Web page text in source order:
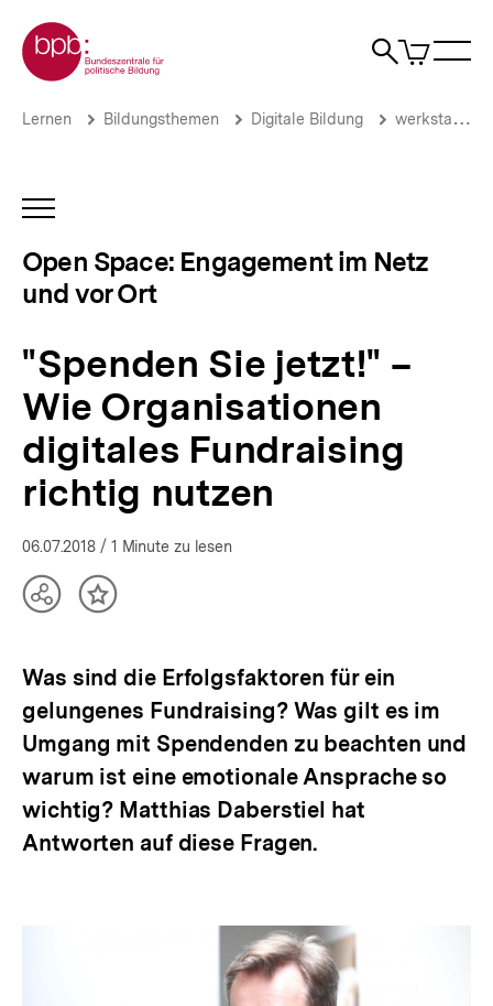
zum
Seiteninhalt
springen
Zur Startseite der bpb
Suche
Artikel
im
"Spenden
Wie
Organisationen
Fundraising
richtig
Open
Space:
Engagement
Netz
und
vor
Ort
bpb.de
Brotkrümelnavigation
Pfadnavigation
Lernen Bildungsthemen Digitale Bildung werkstatt.bpb.de
INHALTSNAVIGATION
Open Space: Engagement im Netz
und vor Ort
"Spenden Sie jetzt!" –
Wie Organisationen
digitales Fundraising
richtig nutzen
06.07.2018 / 1 Minute zu lesen
TeilenInhalt
Was sind die Erfolgsfaktoren für ein
gelungenes Fundraising? Was gilt es im
Umgang mit Spendenden zu beachten und
warum ist eine emotionale Ansprache so
wichtig? Matthias Daberstiel hat
Antworten auf diese Fragen.